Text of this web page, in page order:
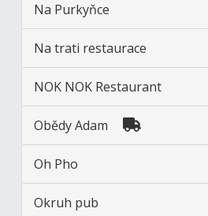
Na Purkyňce
Na trati restaurace
NOK NOK Restaurant
Obědy Adam
Oh Pho
Okruh pub